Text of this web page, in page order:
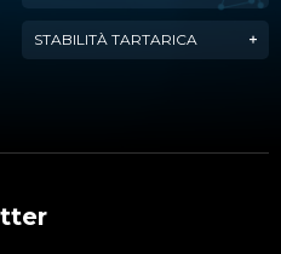
STABILITÀ TARTARICA